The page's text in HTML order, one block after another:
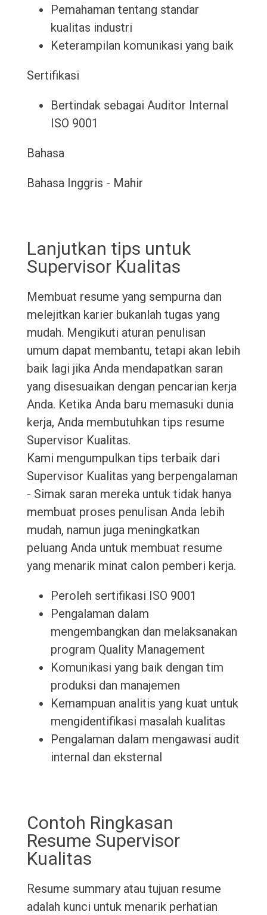
Pemahaman tentang standar
kualitas industri
Keterampilan komunikasi yang baik
Sertifikasi
Bertindak sebagai Auditor Internal
ISO 9001
Bahasa
Bahasa Inggris - Mahir
Lanjutkan tips untuk
Supervisor Kualitas
Membuat resume yang sempurna dan
melejitkan karier bukanlah tugas yang
mudah. Mengikuti aturan penulisan
umum dapat membantu, tetapi akan lebih
baik lagi jika Anda mendapatkan saran
yang disesuaikan dengan pencarian kerja
Anda. Ketika Anda baru memasuki dunia
kerja, Anda membutuhkan tips resume
Supervisor Kualitas.
Kami mengumpulkan tips terbaik dari
Supervisor Kualitas yang berpengalaman
- Simak saran mereka untuk tidak hanya
membuat proses penulisan Anda lebih
mudah, namun juga meningkatkan
peluang Anda untuk membuat resume
yang menarik minat calon pemberi kerja.
Peroleh sertifikasi ISO 9001
Pengalaman dalam
mengembangkan dan melaksanakan
program Quality Management
Komunikasi yang baik dengan tim
produksi dan manajemen
Kemampuan analitis yang kuat untuk
mengidentifikasi masalah kualitas
Pengalaman dalam mengawasi audit
internal dan eksternal
Contoh Ringkasan
Resume Supervisor
Kualitas
Resume summary atau tujuan resume
adalah kunci untuk menarik perhatian